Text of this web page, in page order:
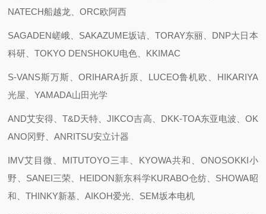
NATECH船越龙、ORC欧阿西
SAGADEN嵯峨、SAKAZUME坂诘、TORAY东丽、DNP大日本
科研、TOKYO DENSHOKU电色、KKIMAC
S-VANS斯万斯、ORIHARA折原、LUCEO鲁机欧、HIKARIYA
光屋、YAMADA山田光学
AND艾安得、T&D天特、JIKCO吉高、DKK-TOA东亚电波、OK
ANO冈野、ANRITSU安立计器
IMV艾目微、MITUTOYO三丰、KYOWA共和、ONOSOKKI小
野、SANEI三荣、HEIDON新东科学KURABO仓纺、SHOWA昭
和、THINKY新基、AIKOH爱光、SEM坂本电机